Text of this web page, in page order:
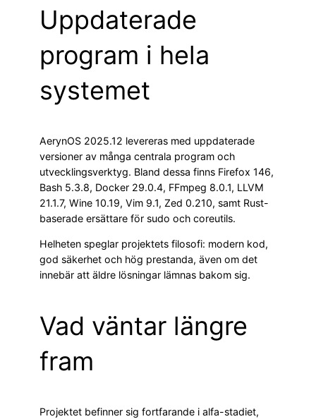
Uppdaterade
program i hela
systemet
AerynOS 2025.12 levereras med uppdaterade
versioner av många centrala program och
utvecklingsverktyg. Bland dessa finns Firefox 146,
Bash 5.3.8, Docker 29.0.4, FFmpeg 8.0.1, LLVM
21.1.7, Wine 10.19, Vim 9.1, Zed 0.210, samt Rust-
baserade ersättare för sudo och coreutils.
Helheten speglar projektets filosofi: modern kod,
god säkerhet och hög prestanda, även om det
innebär att äldre lösningar lämnas bakom sig.
Vad väntar längre
fram
Projektet befinner sig fortfarande i alfa-stadiet,